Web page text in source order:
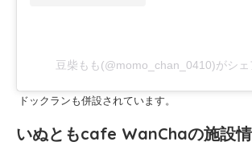
豆柴もも(@momo_chan_0410)がシェ
ドックランも併設されています。
いぬともcafe WanChaの施設